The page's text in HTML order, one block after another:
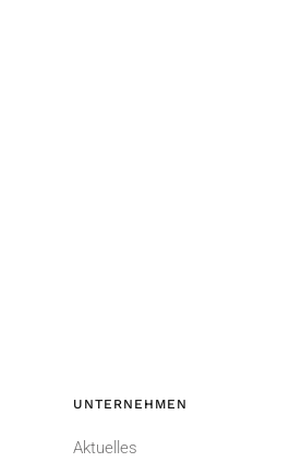
UNTERNEHMEN
Aktuelles